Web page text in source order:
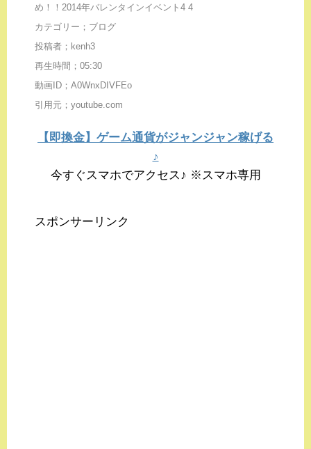
め！！2014年バレンタインイベント4 4
カテゴリー；ブログ
投稿者；kenh3
再生時間；05:30
動画ID；A0WnxDIVFEo
引用元；youtube.com
【即換金】ゲーム通貨がジャンジャン稼げる
♪
今すぐスマホでアクセス♪ ※スマホ専用
スポンサーリンク